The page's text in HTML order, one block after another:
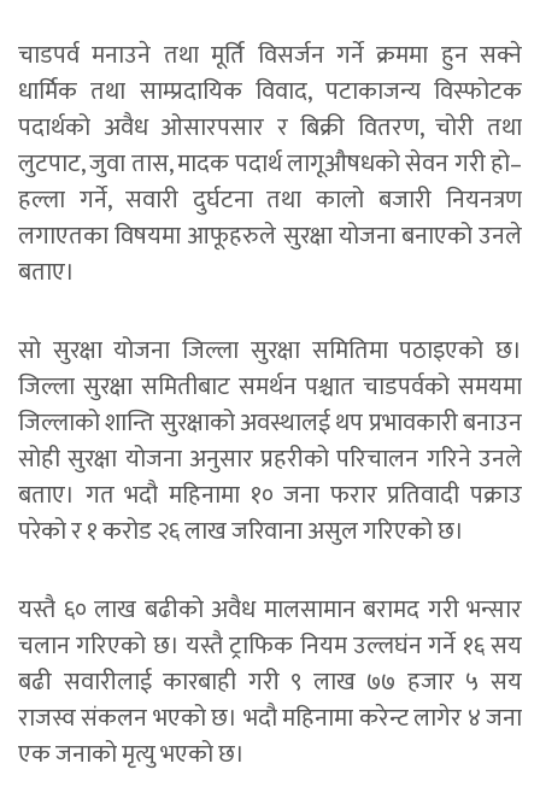
चाडपर्व मनाउने तथा मूर्ति विसर्जन गर्ने क्रममा हुन सक्ने
धार्मिक तथा साम्प्रदायिक विवाद, पटाकाजन्य विस्फोटक
पदार्थको अवैध ओसारपसार र बिक्री वितरण, चोरी तथा
लुटपाट, जुवा तास, मादक पदार्थ लागूऔषधको सेवन गरी हो–
हल्ला गर्ने, सवारी दुर्घटना तथा कालो बजारी नियनत्रण
लगाएतका विषयमा आफूहरुले सुरक्षा योजना बनाएको उनले
बताए।
सो सुरक्षा योजना जिल्ला सुरक्षा समितिमा पठाइएको छ।
जिल्ला सुरक्षा समितीबाट समर्थन पश्चात चाडपर्वको समयमा
जिल्लाको शान्ति सुरक्षाको अवस्थालई थप प्रभावकारी बनाउन
सोही सुरक्षा योजना अनुसार प्रहरीको परिचालन गरिने उनले
बताए। गत भदौ महिनामा १० जना फरार प्रतिवादी पक्राउ
परेको र १ करोड २६ लाख जरिवाना असुल गरिएको छ।
यस्तै ६० लाख बढीको अवैध मालसामान बरामद गरी भन्सार
चलान गरिएको छ। यस्तै ट्राफिक नियम उल्लघंन गर्ने १६ सय
बढी सवारीलाई कारबाही गरी ९ लाख ७७ हजार ५ सय
राजस्व संकलन भएको छ। भदौ महिनामा करेन्ट लागेर ४ जना
एक जनाको मृत्यु भएको छ।